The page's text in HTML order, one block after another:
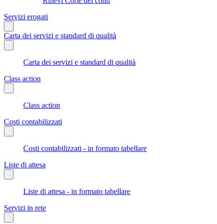
Servizi erogati
Carta dei servizi e standard di qualità
Carta dei servizi e standard di qualità
Class action
Class action
Costi contabilizzati
Costi contabilizzati - in formato tabellare
Liste di attesa
Liste di attesa - in formato tabellare
Servizi in rete